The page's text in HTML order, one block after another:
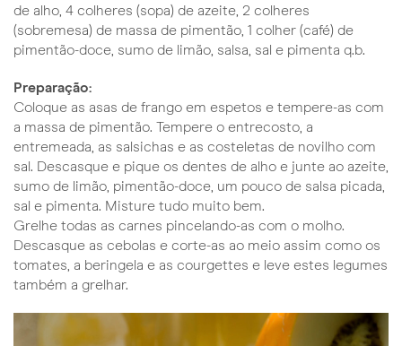
de alho, 4 colheres (sopa) de azeite, 2 colheres
(sobremesa) de massa de pimentão, 1 colher (café) de
pimentão-doce, sumo de limão, salsa, sal e pimenta q.b.
Preparação:
Coloque as asas de frango em espetos e tempere-as com
a massa de pimentão. Tempere o entrecosto, a
entremeada, as salsichas e as costeletas de novilho com
sal. Descasque e pique os dentes de alho e junte ao azeite,
sumo de limão, pimentão-doce, um pouco de salsa picada,
sal e pimenta. Misture tudo muito bem.
Grelhe todas as carnes pincelando-as com o molho.
Descasque as cebolas e corte-as ao meio assim como os
tomates, a beringela e as courgettes e leve estes legumes
também a grelhar.